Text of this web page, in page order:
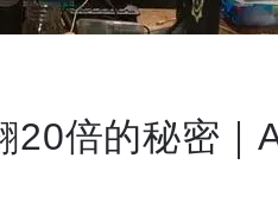
20倍的秘密｜